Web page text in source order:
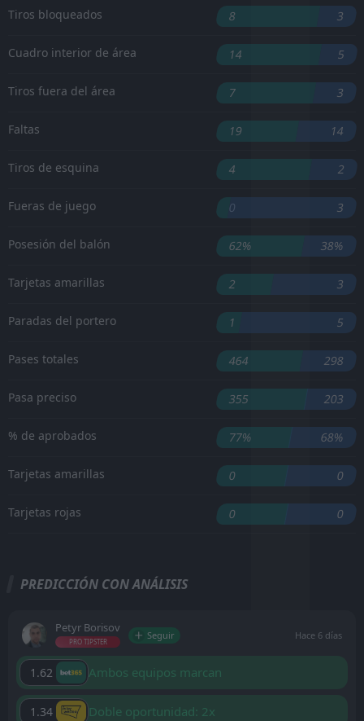
Tiros bloqueados 8 3
Cuadro interior de área 14 5
Tiros fuera del área 7 3
Faltas 19 14
Tiros de esquina 4 2
Fueras de juego 0 3
Posesión del balón 62% 38%
Tarjetas amarillas 2 3
Paradas del portero 1 5
Pases totales 464 298
Pasa preciso 355 203
% de aprobados 77% 68%
Tarjetas amarillas 0 0
Tarjetas rojas 0 0
PREDICCIÓN CON ANÁLISIS
Petyr Borisov
PRO TIPSTER
Seguir Hace 6 días
1.62 Ambos equipos marcan
1.34 Doble oportunidad: 2x